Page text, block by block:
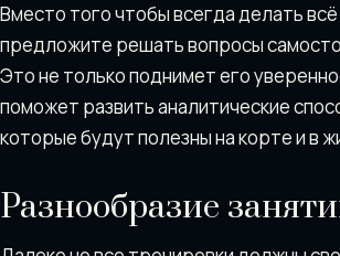
Вместо того чтобы всегда делать всё
предложите решать вопросы
Это не только поднимет его
поможет развить аналитические
которые будут полезны на корте и в
Разнообразие